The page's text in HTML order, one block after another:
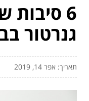
6
גנרטור
תאריך: אפר 14, 2019